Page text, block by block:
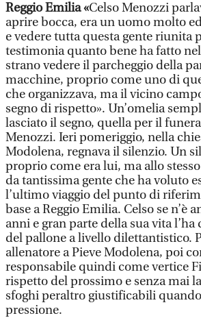
Reggio Emilia «Celso Menozzi
aprire bocca, era un uomo molto
e vedere tutta questa gente riunita
testimonia quanto bene ha fatto
strano vedere il parcheggio della
macchine, proprio come uno di
che organizzava, ma il vicino
segno di rispetto». Un’omelia
lasciato il segno, quella per il
Menozzi. Ieri pomeriggio, nella
Modolena, regnava il silenzio. Un
proprio come era lui, ma allo
da tantissima gente che ha voluto
l’ultimo viaggio del punto di
base a Reggio Emilia. Celso se n’è
anni e gran parte della sua vita
del pallone a livello dilettantistico.
allenatore a Pieve Modolena, poi
responsabile quindi come vertice
rispetto del prossimo e senza mai
sfoghi peraltro giustificabili
pressione.